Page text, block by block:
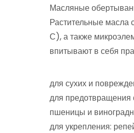
Масляные
Растительные масла
С), а также
впитывают в себя
для сухих и
для предотвращения
пшеницы и
для укрепления: